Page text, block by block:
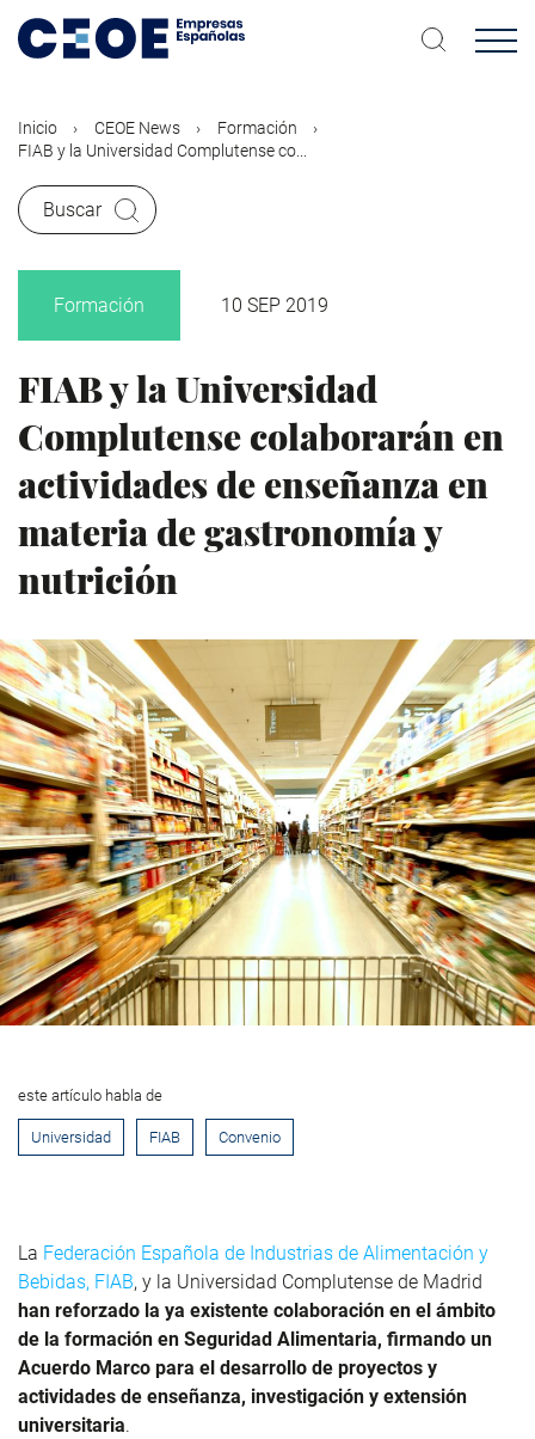
contenido
Inicio CEOE News
Formación
FIAB y la Universidad Complutense co...
Buscar
Formación 10 SEP 2019
FIAB y la Universidad
Complutense colaborarán en
actividades de enseñanza en
materia de gastronomía y
nutrición
este artículo habla de
Universidad FIAB Convenio
La Federación Española de Industrias de Alimentación y
Bebidas, FIAB, y la Universidad Complutense de Madrid
han reforzado la ya existente colaboración en el ámbito
de la formación en Seguridad Alimentaria, firmando un
Acuerdo Marco para el desarrollo de proyectos y
actividades de enseñanza, investigación y extensión
universitaria.